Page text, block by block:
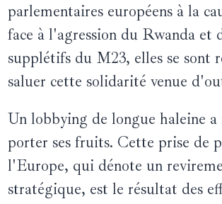
parlementaires européens à la
face à l'agression du Rwanda et
supplétifs du M23, elles se sont
saluer cette solidarité venue
Un lobbying de longue haleine
porter ses fruits. Cette prise de
l'Europe, qui dénote un
stratégique, est le résultat des